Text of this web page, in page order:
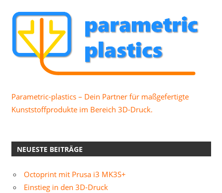
Parametric-plastics – Dein Partner für maßgefertigte
Kunststoffprodukte im Bereich 3D-Druck.
NEUESTE BEITRÄGE
Octoprint mit Prusa i3 MK3S+
Einstieg in den 3D-Druck